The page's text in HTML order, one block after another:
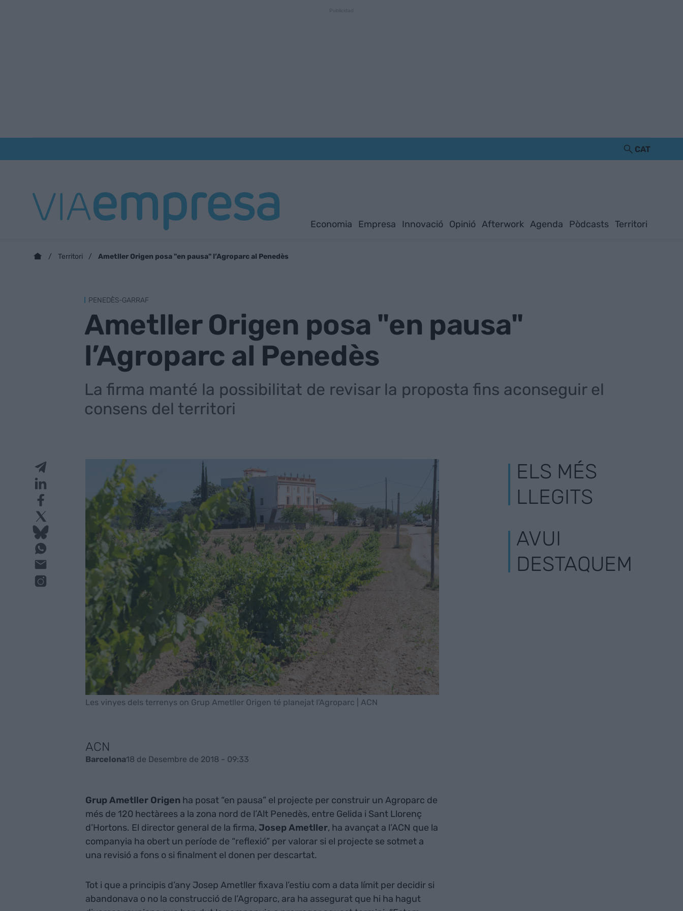
CAT
Economia Empresa Innovació Opinió Afterwork Agenda Pòdcasts Territori
Territori Ametller Origen posa "en pausa" l’Agroparc al Penedès
PENEDÈS-GARRAF
Ametller Origen posa "en pausa"
l’Agroparc al Penedès
La firma manté la possibilitat de revisar la proposta fins aconseguir el
consens del territori
Les vinyes dels terrenys on Grup Ametller Origen té planejat l'Agroparc | ACN
ACN
Barcelona18 de Desembre de 2018 - 09:33
Grup Ametller Origen ha posat “en pausa” el projecte per construir un Agroparc de
més de 120 hectàrees a la zona nord de l’Alt Penedès, entre Gelida i Sant Llorenç
d’Hortons. El director general de la firma, Josep Ametller, ha avançat a l’ACN que la
companyia ha obert un període de “reflexió” per valorar si el projecte se sotmet a
una revisió a fons o si finalment el donen per descartat.
Tot i que a principis d’any Josep Ametller fixava l’estiu com a data límit per decidir si
abandonava o no la construcció de l’Agroparc, ara ha assegurat que hi ha hagut
ELS MÉS
LLEGITS
AVUI
DESTAQUEM